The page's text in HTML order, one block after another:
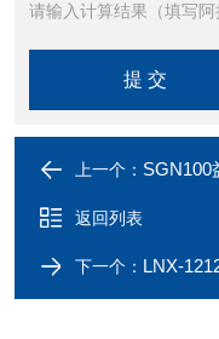
请输入计算结果（填写
上一个： SGN100
返回列表
下一个： LNX-